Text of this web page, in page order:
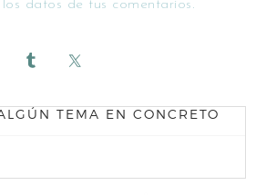
datos de tus comentarios.
TEMA EN CONCRETO